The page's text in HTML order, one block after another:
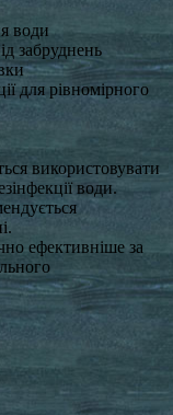
води
забруднень
для рівномірного
використовувати
води.
ефективніше за